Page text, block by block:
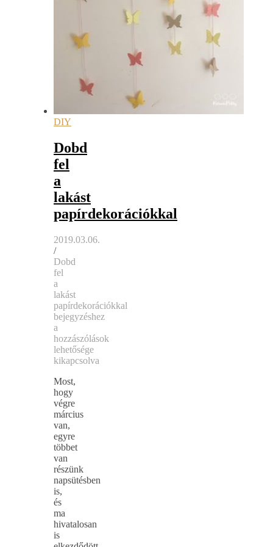
DIY
Dobd
fel
a
lakást
papírdekorációkkal
2019.03.06.
/
Dobd
fel
a
lakást
papírdekorációkkal
bejegyzéshez
a
hozzászólások
lehetősége
kikapcsolva
Most,
hogy
végre
március
van,
egyre
többet
van
részünk
napsütésben
is,
és
ma
hivatalosan
is